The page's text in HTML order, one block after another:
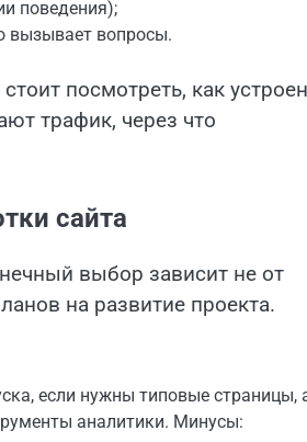
поведения);
вызывает вопросы.
посмотреть, как
трафик, через что
сайта
выбор зависит не от
на развитие проекта.
если нужны типовые страницы,
аналитики. Минусы: